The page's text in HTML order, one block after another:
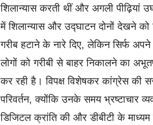
शिलान्यास करती थीं और अगली पीढ़ियां
में शिलान्यास और उद्घाटन दोनों देखने
गरीब हटाने के नारे दिए, लेकिन सिर्फ
लोगों को गरीबी से बाहर निकालने का
कर रही है। विपक्ष विशेषकर कांग्रेस की
परिवर्तन, क्योंकि उनके समय भ्रष्टाचार
डिजिटल क्रांति की और डीबीटी के